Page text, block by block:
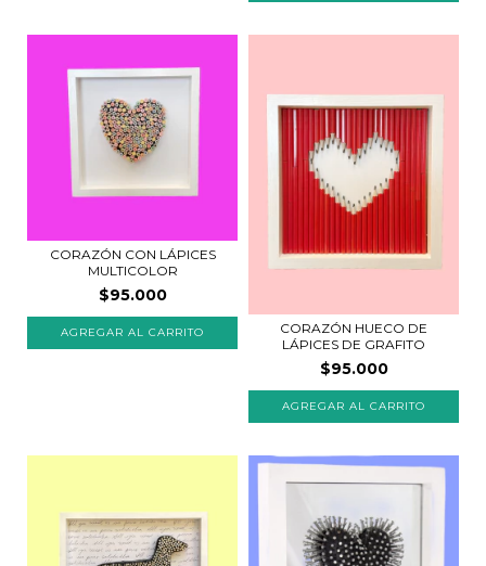
CORAZÓN CON LÁPICES
MULTICOLOR
$95.000
CORAZÓN HUECO DE
LÁPICES DE GRAFITO
$95.000